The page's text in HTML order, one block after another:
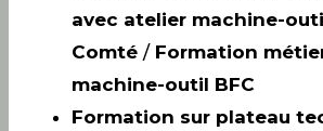
avec atelier machine-
Comté / Formation
machine-outil BFC
Formation sur plateau